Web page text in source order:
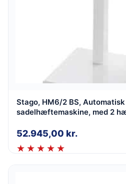
Stago, HM6/2 BS,
sadelhæftemaskine, med 2
52.945,00 kr.